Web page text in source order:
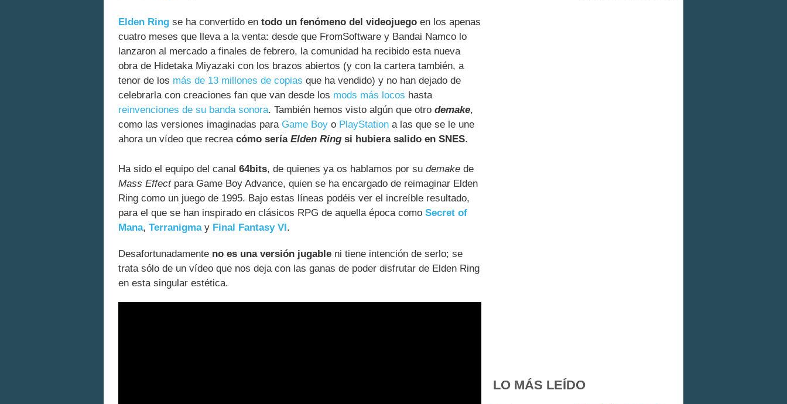
Elden Ring se ha convertido en todo un fenómeno del videojuego en los apenas
cuatro meses que lleva a la venta: desde que FromSoftware y Bandai Namco lo
lanzaron al mercado a finales de febrero, la comunidad ha recibido esta nueva
obra de Hidetaka Miyazaki con los brazos abiertos (y con la cartera también, a
tenor de los más de 13 millones de copias que ha vendido) y no han dejado de
celebrarla con creaciones fan que van desde los mods más locos hasta
reinvenciones de su banda sonora. También hemos visto algún que otro demake,
como las versiones imaginadas para Game Boy o PlayStation a las que se le une
ahora un vídeo que recrea cómo sería Elden Ring si hubiera salido en SNES.
Ha sido el equipo del canal 64bits, de quienes ya os hablamos por su demake de
Mass Effectpara Game Boy Advance, quien se ha encargado de reimaginar Elden
Ring como un juego de 1995. Bajo estas líneas podéis ver el increíble resultado,
para el que se han inspirado en clásicos RPG de aquella época como Secret of
Mana, Terranigmay Final Fantasy VI.
Desafortunadamente no es una versión jugable ni tiene intención de serlo; se
trata sólo de un vídeo que nos deja con las ganas de poder disfrutar de Elden Ring
en esta singular estética.
LO MÁS LEÍDO